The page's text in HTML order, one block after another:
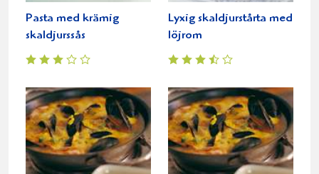
Pasta med krämig
skaldjurssås
Lyxig skaldjurstårta med
löjrom